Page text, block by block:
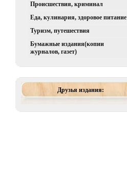
Происшествия, криминал
Еда, кулинария, здоровое питание
Туризм, путешествия
Бумажные издания(копии
журналов, газет)
Друзья издания: